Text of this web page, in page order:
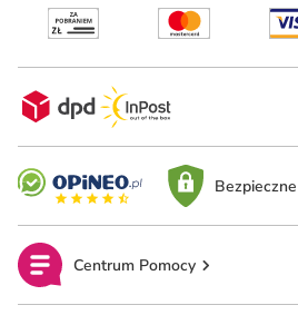
Centrum Pomocy